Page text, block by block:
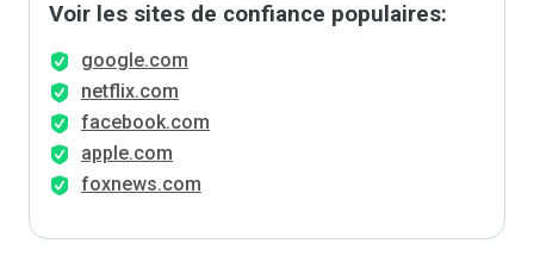
Voir les sites de confiance populaires:
google.com
netflix.com
facebook.com
apple.com
foxnews.com